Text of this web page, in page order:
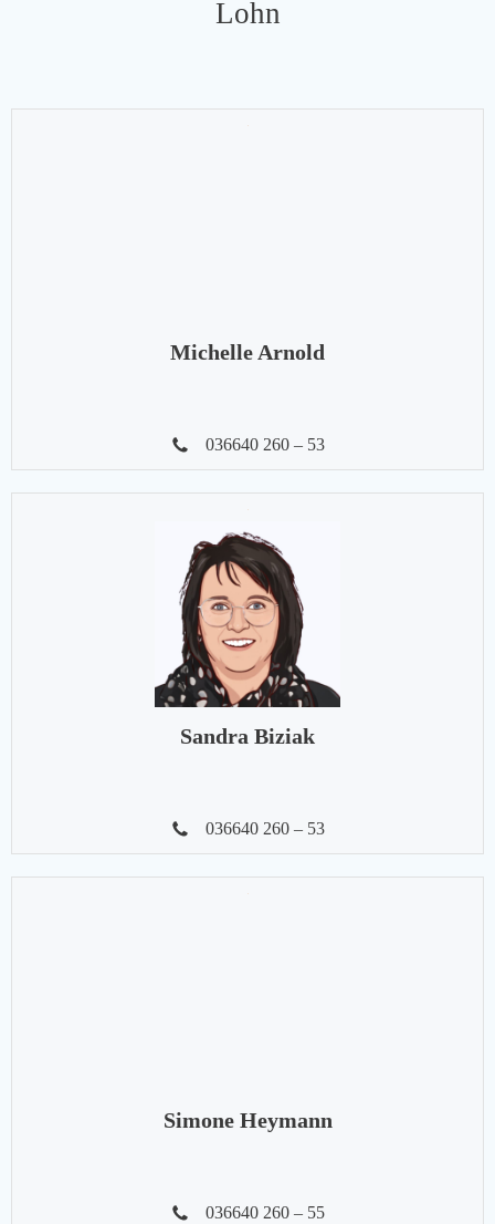
Lohn
Michelle Arnold
036640 260 – 53
Sandra Biziak
036640 260 – 53
Simone Heymann
036640 260 – 55